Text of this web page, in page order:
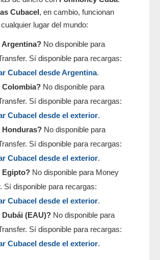
Cubacel, en cambio, funcionan
lugar del mundo:
Argentina? No disponible para
Sí disponible para recargas:
Cubacel desde Argentina.
Colombia? No disponible para
Sí disponible para recargas:
Cubacel desde el exterior.
Honduras? No disponible para
Sí disponible para recargas:
Cubacel desde el exterior.
Egipto? No disponible para Money
Sí disponible para recargas:
Cubacel desde el exterior.
Dubái (EAU)? No disponible para
Sí disponible para recargas:
Cubacel desde el exterior.